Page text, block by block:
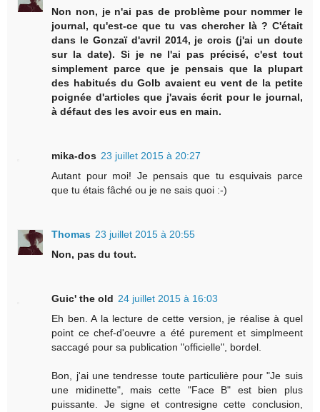
Non non, je n'ai pas de problème pour nommer le
journal, qu'est-ce que tu vas chercher là ? C'était
dans le Gonzaï d'avril 2014, je crois (j'ai un doute
sur la date). Si je ne l'ai pas précisé, c'est tout
simplement parce que je pensais que la plupart
des habitués du Golb avaient eu vent de la petite
poignée d'articles que j'avais écrit pour le journal,
à défaut des les avoir eus en main.
mika-dos 23 juillet 2015 à 20:27
Autant pour moi! Je pensais que tu esquivais parce
que tu étais fâché ou je ne sais quoi :-)
Thomas 23 juillet 2015 à 20:55
Non, pas du tout.
Guic' the old 24 juillet 2015 à 16:03
Eh ben. A la lecture de cette version, je réalise à quel
point ce chef-d'oeuvre a été purement et simplmeent
saccagé pour sa publication "officielle", bordel.
Bon, j'ai une tendresse toute particulière pour "Je suis
une midinette", mais cette "Face B" est bien plus
puissante. Je signe et contresigne cette conclusion,